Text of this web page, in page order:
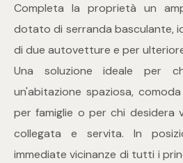
Completa la proprietà un
dotato di serranda basculante,
di due autovetture e per
Una soluzione ideale per
un'abitazione spaziosa,
per famiglie o per chi desidera
collegata e servita. In
immediate vicinanze di tutti i
Totale
mq